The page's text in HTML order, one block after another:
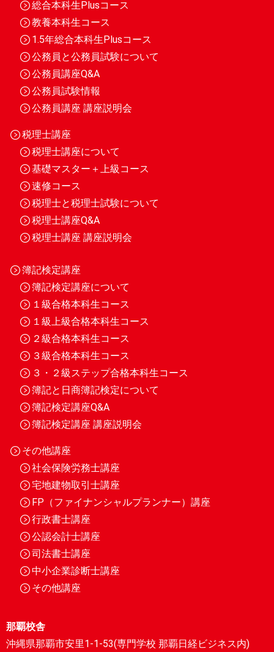
総合本科生Plusコース
教養本科生コース
1.5年総合本科生Plusコース
公務員と公務員試験について
公務員講座Q&A
公務員試験情報
公務員講座 講座説明会
税理士講座
税理士講座について
基礎マスター＋上級コース
速修コース
税理士と税理士試験について
税理士講座Q&A
税理士講座 講座説明会
簿記検定講座
簿記検定講座について
１級合格本科生コース
１級上級合格本科生コース
２級合格本科生コース
３級合格本科生コース
３・２級ステップ合格本科生コース
簿記と日商簿記検定について
簿記検定講座Q&A
簿記検定講座 講座説明会
その他講座
社会保険労務士講座
宅地建物取引士講座
FP（ファイナンシャルプランナー）講座
行政書士講座
公認会計士講座
司法書士講座
中小企業診断士講座
その他講座
那覇校舎
沖縄県那覇市安里1-1-53(専門学校 那覇日経ビジネス内)